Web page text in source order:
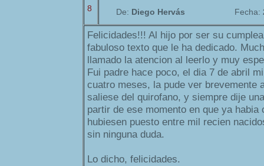
8 De: Diego Hervás Fecha:
Felicidades!!! Al hijo por ser su
fabuloso texto que le ha dedicado.
llamado la atencion al leerlo y muy
Fui padre hace poco, el dia 7 de abril
cuatro meses, la pude ver brevemente
saliese del quirofano, y siempre dije
partir de ese momento en que ya habia
hubiesen puesto entre mil recien
sin ninguna duda.
Lo dicho, felicidades.